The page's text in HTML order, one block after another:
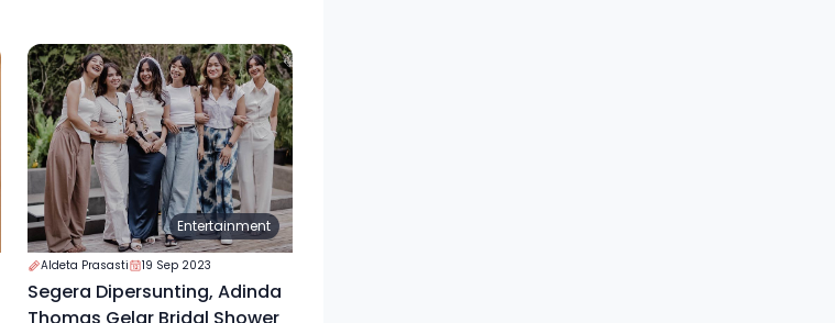
Entertainment
Aldeta Prasasti 19 Sep 2023
Segera Dipersunting, Adinda